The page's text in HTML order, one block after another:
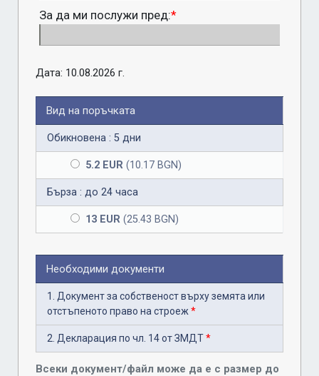
За да ми послужи пред:*
Дата: 10.08.2026 г.
Вид на поръчката
Обикновена : 5 дни
5.2 EUR (10.17 BGN)
Бърза : до 24 часа
13 EUR (25.43 BGN)
Всеки документ/файл може да е с размер до
Необходими документи
1. Документ за собственост върху земята или
отстъпеното право на строеж *
2. Декларация по чл. 14 от ЗМДТ*